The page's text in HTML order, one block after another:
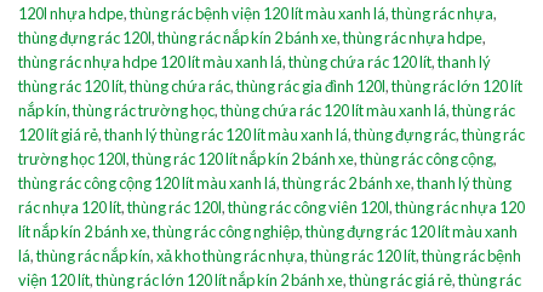
120l nhựa hdpe,thùng rác bệnh viện 120 lít màu xanh lá,thùng rác nhựa,
thùng đựng rác 120l,thùng rác nắp kín 2 bánh xe,thùng rác nhựa hdpe,
thùng rác nhựa hdpe 120 lít màu xanh lá,thùng chứa rác 120 lít,thanh lý
thùng rác 120 lít,thùng chứa rác,thùng rác gia đình 120l,thùng rác lớn 120 lít
nắp kín,thùng rác trường học,thùng chứa rác 120 lít màu xanh lá,thùng rác
120 lít giá rẻ,thanh lý thùng rác 120 lít màu xanh lá,thùng đựng rác,thùng rác
trường học 120l,thùng rác 120 lít nắp kín 2 bánh xe,thùng rác công cộng,
thùng rác công cộng 120 lít màu xanh lá,thùng rác 2 bánh xe,thanh lý thùng
rác nhựa 120 lít,thùng rác 120l,thùng rác công viên 120l,thùng rác nhựa 120
lít nắp kín 2 bánh xe,thùng rác công nghiệp,thùng đựng rác 120 lít màu xanh
lá,thùng rác nắp kín,xả kho thùng rác nhựa,thùng rác 120 lít,thùng rác bệnh
viện 120 lít,thùng rác lớn 120 lít nắp kín 2 bánh xe,thùng rác giá rẻ,thùng rác